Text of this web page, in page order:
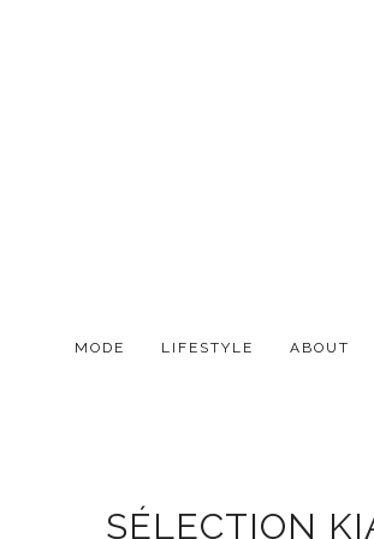
MODE LIFESTYLE ABOUT
SÉLECTION